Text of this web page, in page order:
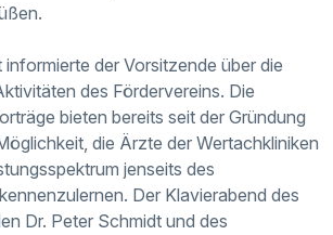
informierte der Vorsitzende über die
des Fördervereins. Die
bieten bereits seit der Gründung
die Ärzte der Wertachkliniken
jenseits des
Der Klavierabend des
Dr. Peter Schmidt und des